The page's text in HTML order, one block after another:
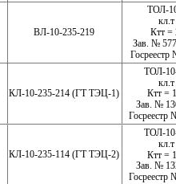
ВЛ-10-235-219
ТОЛ-
Ктт =
Зав. №
ТОЛ-
Ктт =
Зав. №
Госреестр
ТОЛ-
Ктт =
Зав. №
Госреестр
КЛ-10-235-214 (ГТ ТЭЦ-1)
КЛ-10-235-114 (ГТ ТЭЦ-2)